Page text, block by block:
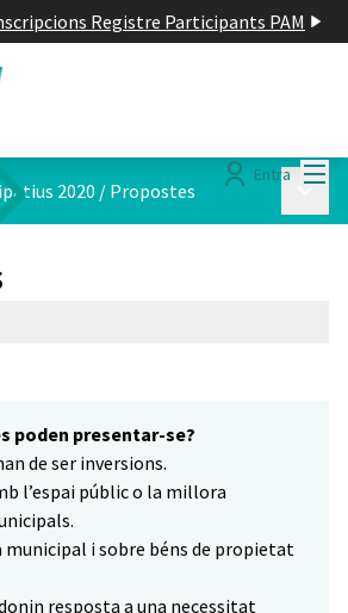
Registre Participants PAM
Entra
2020 / Propostes
poden presentar-se?
de ser inversions.
l’espai públic o la millora
municipal i sobre béns de propietat
resposta a una necessitat